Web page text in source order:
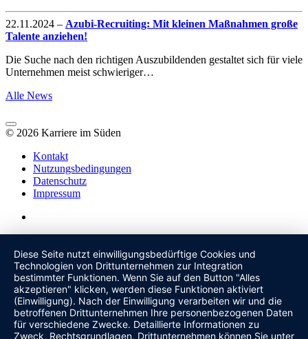
22.11.2024 – Azubi-Recruiting: Mit kleinen Maßnahmen große
Talente anziehen!
Die Suche nach den richtigen Auszubildenden gestaltet sich für viele
Unternehmen meist schwieriger…
Alle News
© 2026 Karriere im Süden
Kontakt
Nutzungsbedingungen
Datenschutz
Impressum
Diese Seite nutzt einwilligungsbedürftige Cookies und
Technologien von Drittunternehmen zur Integration
bestimmter Funktionen. Wenn Sie auf den Button "Alles
akzeptieren" klicken, werden diese Funktionen aktiviert
(Einwilligung). Nach der Einwilligung verarbeiten wir und die
betroffenen Drittunternehmen Ihre personenbezogenen Daten
für verschiedene Zwecke. Detaillierte Informationen zu
Zweck, Rechtsgrundlagen, Drittunternehmen können Sie unter